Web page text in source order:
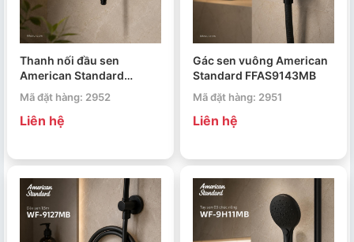
Thanh nối đầu sen
American Standard
FFAS9908MB
Mã đặt hàng: 2952
Liên hệ
Gác sen vuông American
Standard FFAS9143MB
Mã đặt hàng: 2951
Liên hệ